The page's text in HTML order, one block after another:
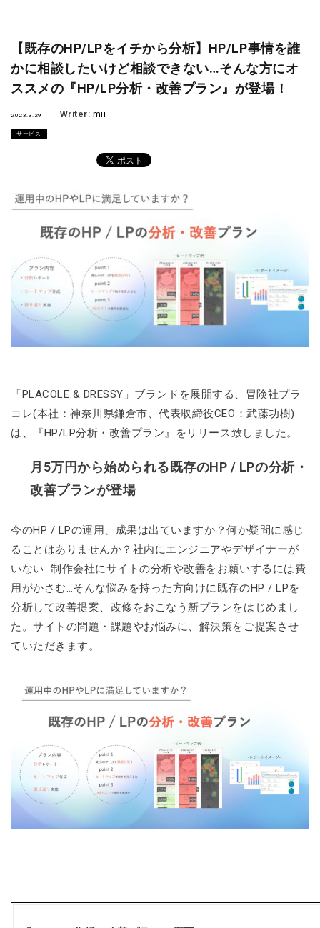
【既存のHP/LPをイチから分析】HP/LP事情を誰
かに相談したいけど相談できない…そんな方にオ
ススメの『HP/LP分析・改善プラン』が登場！
2023.3.29 Writer: mii
サービス
「PLACOLE & DRESSY」ブランドを展開する、冒険社プラ
コレ(本社：神奈川県鎌倉市、代表取締役CEO：武藤功樹)
は、『HP/LP分析・改善プラン』をリリース致しました。
月5万円から始められる既存のHP / LPの分析・
改善プランが登場
今のHP / LPの運用、成果は出ていますか？何か疑問に感じ
ることはありませんか？社内にエンジニアやデザイナーが
いない…制作会社にサイトの分析や改善をお願いするには費
用がかさむ…そんな悩みを持った方向けに既存のHP / LPを
分析して改善提案、改修をおこなう新プランをはじめまし
た。サイトの問題・課題やお悩みに、解決策をご提案させ
ていただきます。